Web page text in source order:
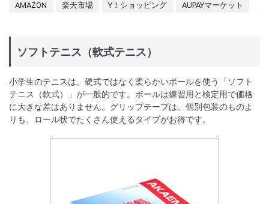
AMAZON 楽天市場 Y！ショッピング AUPAYマーケット
ソフトテニス（軟式テニス）
小学生のテニスは、硬式ではなく柔らかいボールを使う「ソフト
テニス（軟式）」が一般的です。ボールは練習用と検定用で価格
に大きな差はありません。グリップテープは、個別包装のものよ
りも、ロール状でたくさん使えるタイプがお得です。